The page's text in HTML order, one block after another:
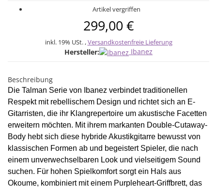
Artikel vergriffen
299,00 €
inkl. 19% USt. ,Versandkostenfreie Lieferung
Hersteller: Ibanez
Beschreibung
Die Talman Serie von Ibanez verbindet traditionellen
Respekt mit rebellischem Design und richtet sich an E-
Gitarristen, die ihr Klangrepertoire um akustische Facetten
erweitern möchten. Mit ihrem markanten Double-Cutaway-
Body hebt sich diese hybride Akustikgitarre bewusst von
klassischen Formen ab und begeistert Spieler, die nach
einem unverwechselbaren Look und vielseitigem Sound
suchen. Für hohen Spielkomfort sorgt ein Hals aus
Okoume, kombiniert mit einem Purpleheart-Griffbrett, das